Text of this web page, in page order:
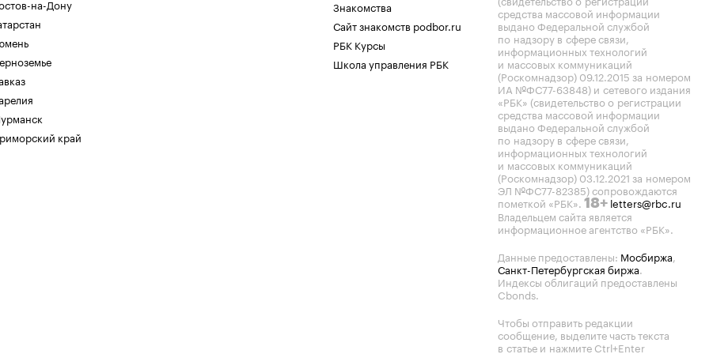
на-Дону
край
Знакомства
Сайт знакомств podbor.ru
РБК Курсы
Школа управления РБК
средства массовой информации
выдано Федеральной службой
по надзору в сфере связи,
информационных технологий
и массовых коммуникаций
(Роскомнадзор) 09.12.2015 за номером
ИА №ФС77-63848) и сетевого издания
«РБК» (свидетельство о регистрации
средства массовой информации
выдано Федеральной службой
по надзору в сфере связи,
информационных технологий
и массовых коммуникаций
(Роскомнадзор) 03.12.2021 за номером
ЭЛ №ФС77-82385) сопровождаются
пометкой «РБК». 18+ letters@rbc.ru
Владельцем сайта является
информационное агентство «РБК».
Данные предоставлены: Мосбиржа,
Санкт-Петербургская биржа.
Индексы облигаций предоставлены
Cbonds.
Чтобы отправить редакции
сообщение, выделите часть текста
в статье и нажмите Ctrl+Enter